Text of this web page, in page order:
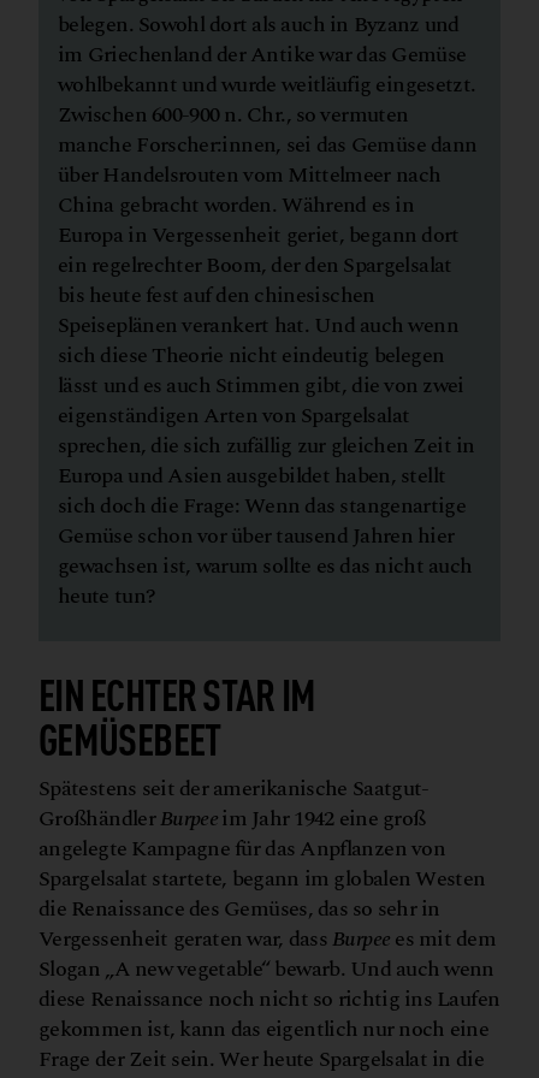
belegen. Sowohl dort als auch in Byzanz und
im Griechenland der Antike war das Gemüse
wohlbekannt und wurde weitläufig eingesetzt.
Zwischen 600-900 n. Chr., so vermuten
manche Forscher:innen, sei das Gemüse dann
über Handelsrouten vom Mittelmeer nach
China gebracht worden. Während es in
Europa in Vergessenheit geriet, begann dort
ein regelrechter Boom, der den Spargelsalat
bis heute fest auf den chinesischen
Speiseplänen verankert hat. Und auch wenn
sich diese Theorie nicht eindeutig belegen
lässt und es auch Stimmen gibt, die von zwei
eigenständigen Arten von Spargelsalat
sprechen, die sich zufällig zur gleichen Zeit in
Europa und Asien ausgebildet haben, stellt
sich doch die Frage: Wenn das stangenartige
Gemüse schon vor über tausend Jahren hier
gewachsen ist, warum sollte es das nicht auch
heute tun?
EIN ECHTER STAR IM
GEMÜSEBEET
Spätestens seit der amerikanische Saatgut-
GroßhändlerBurpeeim Jahr 1942 eine groß
angelegte Kampagne für das Anpflanzen von
Spargelsalat startete, begann im globalen Westen
die Renaissance des Gemüses, das so sehr in
Vergessenheit geraten war, dassBurpeees mit dem
Slogan „A new vegetable“ bewarb. Und auch wenn
diese Renaissance noch nicht so richtig ins Laufen
gekommen ist, kann das eigentlich nur noch eine
Frage der Zeit sein. Wer heute Spargelsalat in die